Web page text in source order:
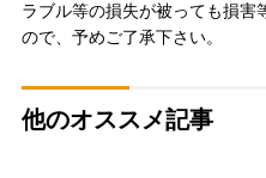
ラブル等の損失が被っても損害
ので、予めご了承下さい。
他のオススメ記事